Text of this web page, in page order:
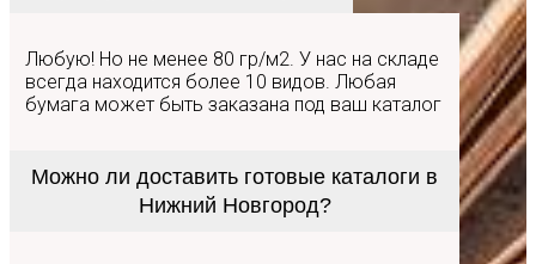
Любую! Но не менее 80 гр/м2. У нас на складе
всегда находится более 10 видов. Любая
бумага может быть заказана под ваш каталог
Можно ли доставить готовые каталоги в
Нижний Новгород?